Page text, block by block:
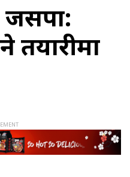
तयारीमा